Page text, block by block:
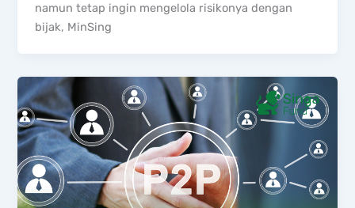
namun tetap ingin mengelola risikonya dengan
bijak, MinSing